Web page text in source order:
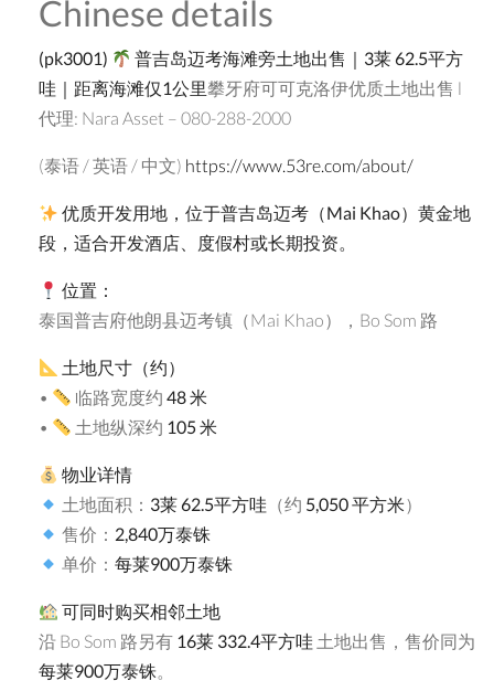
Chinese details
(pk3001) 普吉岛迈考海滩旁土地出售｜ 3莱62.5平方
哇｜距离海滩仅1公里攀牙府可可克洛伊优质土地出售 l
代理: Nara Asset – 080-288-2000
(泰语 / 英语 / 中文) https://www.53re.com/about/
优质开发用地，位于普吉岛迈考（Mai Khao）黄金地
段，适合开发酒店、度假村或长期投资。
位置：
泰国普吉府他朗县迈考镇（Mai Khao），Bo Som 路
土地尺寸（约）
•
临路宽度约48米
•
土地纵深约 105米
物业详情
土地面积： 3莱62.5平方哇 （约 5,050平方米）
售价： 2,840万泰铢
单价：每莱900万泰铢
可同时购买相邻土地
沿 Bo Som 路另有 16莱 332.4平方哇 土地出售，售价同为
每莱900万泰铢。